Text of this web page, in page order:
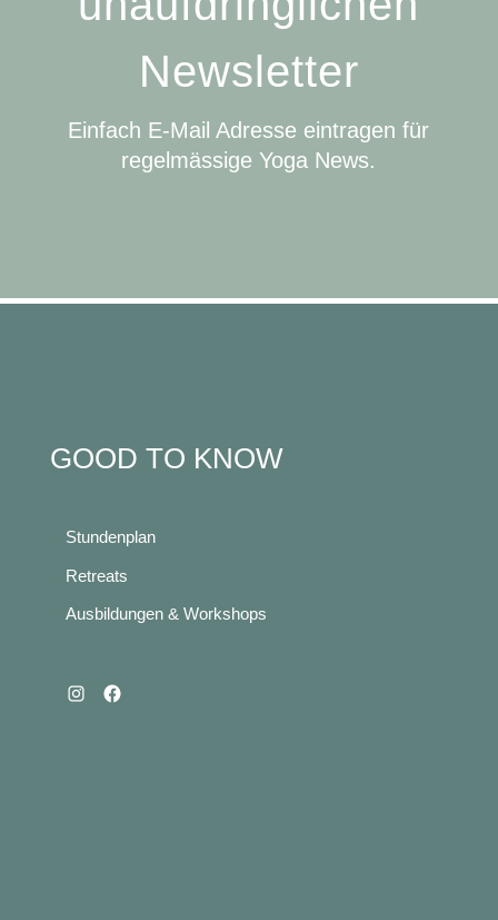
Newsletter
Einfach E-Mail Adresse eintragen für
regelmässige Yoga News.
GOOD TO KNOW
Stundenplan
Retreats
Ausbildungen & Workshops
InstagramFacebook